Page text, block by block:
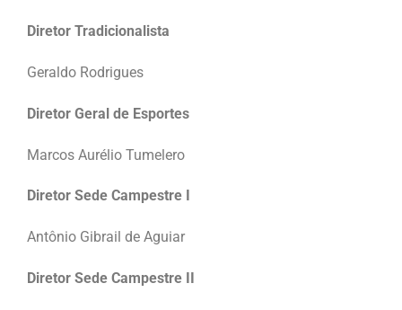
Diretor Tradicionalista
Geraldo Rodrigues
Diretor Geral de Esportes
Marcos Aurélio Tumelero
Diretor Sede Campestre I
Antônio Gibrail de Aguiar
Diretor Sede Campestre II